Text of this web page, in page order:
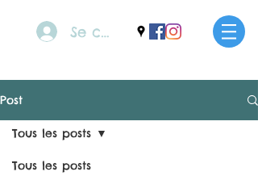
Se connecter
Post
Tous les posts
Tous les posts